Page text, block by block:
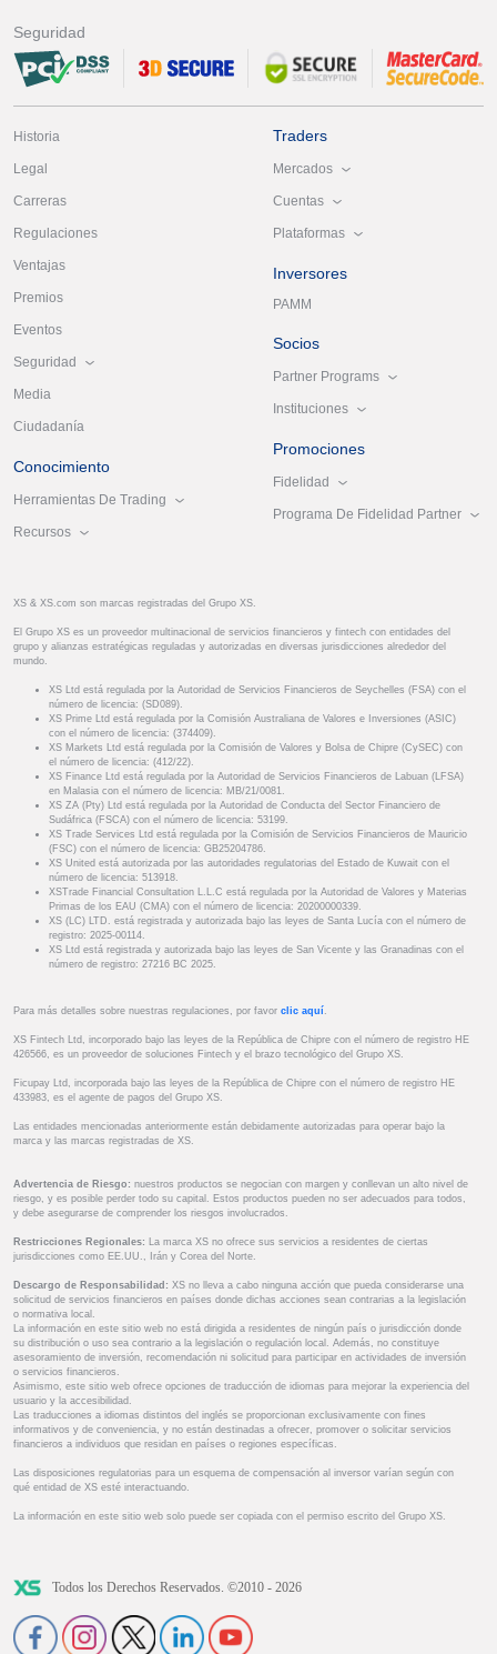
Seguridad
Historia
Legal
Carreras
Regulaciones
Ventajas
Premios
Eventos
Seguridad
Media
Ciudadanía
Conocimiento
Herramientas De Trading
Recursos
Traders
Mercados
Cuentas
Plataformas
Inversores
PAMM
Socios
Partner Programs
Instituciones
Promociones
Fidelidad
Programa De Fidelidad Partner
XS & XS.com son marcas registradas del Grupo XS.
El Grupo XS es un proveedor multinacional de servicios financieros y fintech con entidades del
grupo y alianzas estratégicas reguladas y autorizadas en diversas jurisdicciones alrededor del
mundo.
XS Ltd está regulada por la Autoridad de Servicios Financieros de Seychelles (FSA) con el
número de licencia: (SD089).
XS Prime Ltd está regulada por la Comisión Australiana de Valores e Inversiones (ASIC)
con el número de licencia: (374409).
XS Markets Ltd está regulada por la Comisión de Valores y Bolsa de Chipre (CySEC) con
el número de licencia: (412/22).
XS Finance Ltd está regulada por la Autoridad de Servicios Financieros de Labuan (LFSA)
en Malasia con el número de licencia: MB/21/0081.
XS ZA (Pty) Ltd está regulada por la Autoridad de Conducta del Sector Financiero de
Sudáfrica (FSCA) con el número de licencia: 53199.
XS Trade Services Ltd está regulada por la Comisión de Servicios Financieros de Mauricio
(FSC) con el número de licencia: GB25204786.
XS United está autorizada por las autoridades regulatorias del Estado de Kuwait con el
número de licencia: 513918.
XSTrade Financial Consultation L.L.C está regulada por la Autoridad de Valores y Materias
Primas de los EAU (CMA) con el número de licencia: 20200000339.
XS (LC) LTD. está registrada y autorizada bajo las leyes de Santa Lucía con el número de
registro: 2025-00114.
XS Ltd está registrada y autorizada bajo las leyes de San Vicente y las Granadinas con el
número de registro: 27216 BC 2025.
Para más detalles sobre nuestras regulaciones, por favor clic aquí .
XS Fintech Ltd, incorporado bajo las leyes de la República de Chipre con el número de registro HE
426566, es un proveedor de soluciones Fintech y el brazo tecnológico del Grupo XS.
Ficupay Ltd, incorporada bajo las leyes de la República de Chipre con el número de registro HE
433983, es el agente de pagos del Grupo XS.
Las entidades mencionadas anteriormente están debidamente autorizadas para operar bajo la
marca y las marcas registradas de XS.
Advertencia de Riesgo: nuestros productos se negocian con margen y conllevan un alto nivel de
riesgo, y es posible perder todo su capital. Estos productos pueden no ser adecuados para todos,
y debe asegurarse de comprender los riesgos involucrados.
Restricciones Regionales: La marca XS no ofrece sus servicios a residentes de ciertas
jurisdicciones como EE.UU., Irán y Corea del Norte.
Descargo de Responsabilidad: XS no lleva a cabo ninguna acción que pueda considerarse una
solicitud de servicios financieros en países donde dichas acciones sean contrarias a la legislación
o normativa local.
La información en este sitio web no está dirigida a residentes de ningún país o jurisdicción donde
su distribución o uso sea contrario a la legislación o regulación local. Además, no constituye
asesoramiento de inversión, recomendación ni solicitud para participar en actividades de inversión
o servicios financieros.
Asimismo, este sitio web ofrece opciones de traducción de idiomas para mejorar la experiencia del
usuario y la accesibilidad.
Las traducciones a idiomas distintos del inglés se proporcionan exclusivamente con fines
informativos y de conveniencia, y no están destinadas a ofrecer, promover o solicitar servicios
financieros a individuos que residan en países o regiones específicas.
Las disposiciones regulatorias para un esquema de compensación al inversor varían según con
qué entidad de XS esté interactuando.
La información en este sitio web solo puede ser copiada con el permiso escrito del Grupo XS.
Todos los Derechos Reservados. ©2010 - 2026